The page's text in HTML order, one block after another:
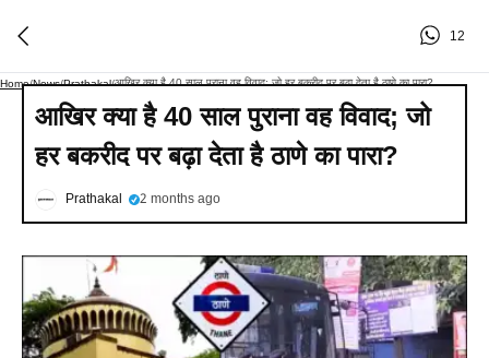
12
Home/News/Prathakal/आखिर क्या है 40 साल पुराना वह विवाद; जो हर बकरीद पर बढ़ा देता है ठाणे का पारा?
आखिर क्या है 40 साल पुराना वह विवाद; जो
हर बकरीद पर बढ़ा देता है ठाणे का पारा?
Prathakal 2 months ago